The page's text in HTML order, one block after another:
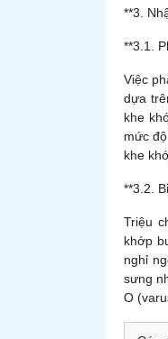
**3.
**3.1.
Việc
dựa
khe
mức
khe
**3.2.
Triệu
khớp
nghỉ
sưng
O